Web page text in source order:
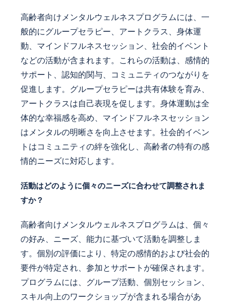
高齢者向けメンタルウェルネスプログラムには、一
般的にグループセラピー、アートクラス、身体運
動、マインドフルネスセッション、社会的イベント
などの活動が含まれます。これらの活動は、感情的
サポート、認知的関与、コミュニティのつながりを
促進します。グループセラピーは共有体験を育み、
アートクラスは自己表現を促します。身体運動は全
体的な幸福感を高め、マインドフルネスセッション
はメンタルの明晰さを向上させます。社会的イベン
トはコミュニティの絆を強化し、高齢者の特有の感
情的ニーズに対応します。
活動はどのように個々のニーズに合わせて調整されま
すか？
高齢者向けメンタルウェルネスプログラムは、個々
の好み、ニーズ、能力に基づいて活動を調整しま
す。個別の評価により、特定の感情的および社会的
要件が特定され、参加とサポートが確保されます。
プログラムには、グループ活動、個別セッション、
スキル向上のワークショップが含まれる場合があ